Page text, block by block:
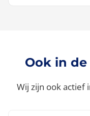
Ook in
Wij zijn ook actief